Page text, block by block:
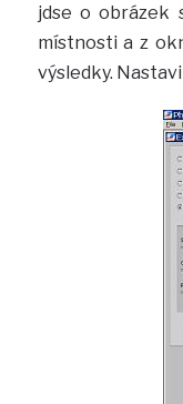
jdse o obrázek
místnosti a z
výsledky.